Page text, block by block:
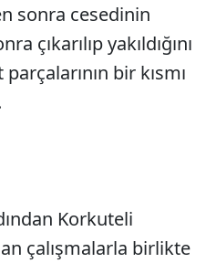
sonra cesedinin
çıkarılıp yakıldığını
parçalarının bir kısmı
Korkuteli
çalışmalarla birlikte